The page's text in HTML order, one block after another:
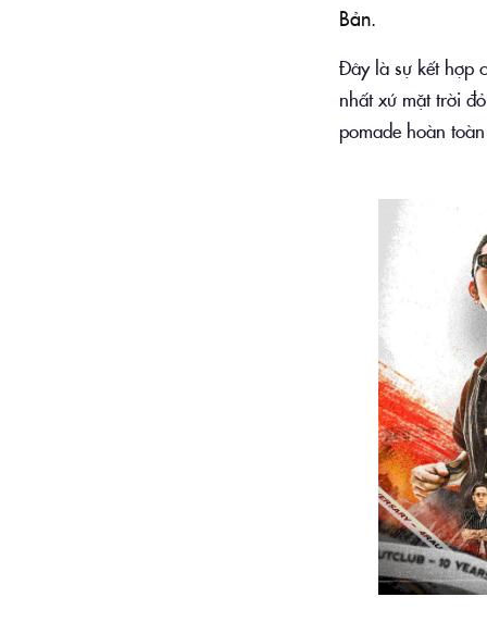
Bản.
Đây là sự kết hợp
nhất xứ mặt trời
pomade hoàn